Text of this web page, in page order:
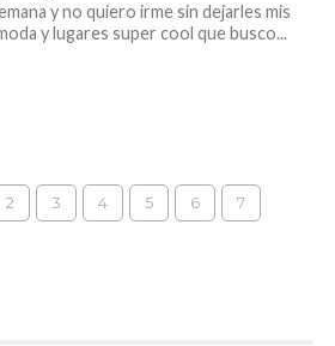
y no quiero irme sin dejarles mis
y lugares super cool que busco...
2 3 4 5 6 7